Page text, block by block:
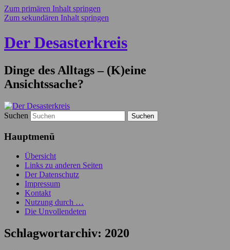
Zum primären Inhalt springen
Zum sekundären Inhalt springen
Der Desasterkreis
Dinge des Alltags – (K)eine
Ansichtssache?
Suchen
Hauptmenü
Übersicht
Links zu anderen Seiten
Der Datenschutz
Impressum
Kontakt
Nutzung durch …
Die Unvollendeten
Schlagwortarchiv: 2020